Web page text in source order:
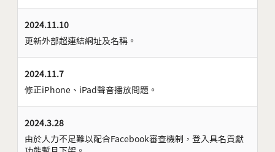
2024.11.10
更新外部超連結網址及名稱。
2024.11.7
修正iPhone、iPad聲音播放問題。
2024.3.28
由於人力不足難以配合Facebook審查機制，登入具名貢獻